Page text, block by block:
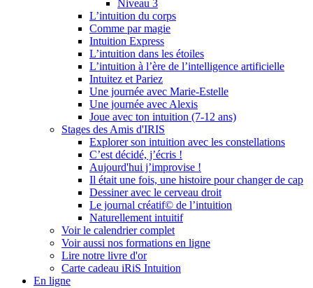
Niveau 3
L’intuition du corps
Comme par magie
Intuition Express
L’intuition dans les étoiles
L’intuition à l’ère de l’intelligence artificielle
Intuitez et Pariez
Une journée avec Marie-Estelle
Une journée avec Alexis
Joue avec ton intuition (7-12 ans)
Stages des Amis d'IRIS
Explorer son intuition avec les constellations
C’est décidé, j’écris !
Aujourd'hui j’improvise !
Il était une fois, une histoire pour changer de cap
Dessiner avec le cerveau droit
Le journal créatif© de l’intuition
Naturellement intuitif
Voir le calendrier complet
Voir aussi nos formations en ligne
Lire notre livre d'or
Carte cadeau iRiS Intuition
En ligne